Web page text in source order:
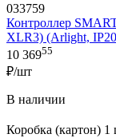
033759
Контроллер
XLR3) (Arlight,
10 36955
₽/шт
В наличии
Коробка (картон)